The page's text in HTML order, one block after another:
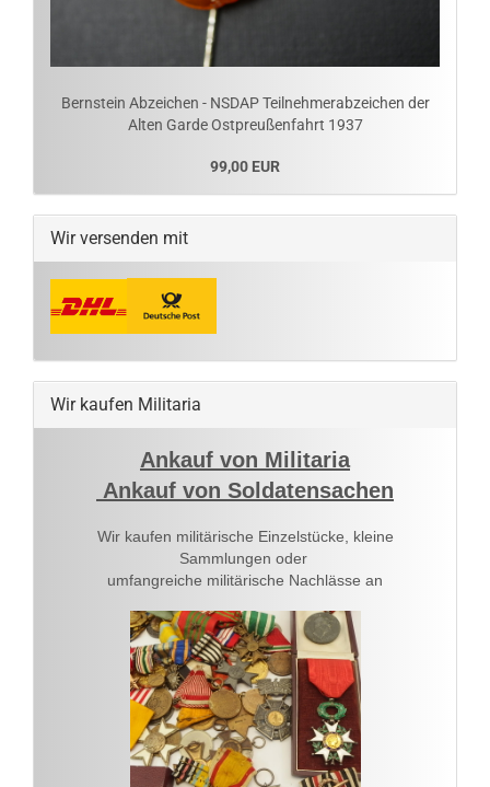
Bernstein Abzeichen - NSDAP Teilnehmerabzeichen der
Alten Garde Ostpreußenfahrt 1937
99,00 EUR
Wir versenden mit
Wir kaufen Militaria
Ankauf von Militaria
Ankauf von Soldatensachen
Wir kaufen militärische Einzelstücke, kleine
Sammlungen oder
umfangreiche militärische Nachlässe an